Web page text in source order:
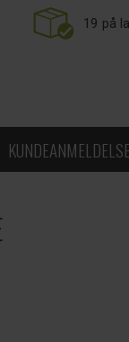
19 på